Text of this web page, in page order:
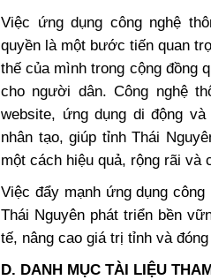
Việc ứng dụng công nghệ
quyền là một bước tiến quan
thế của mình trong cộng đồng
cho người dân. Công nghệ
website, ứng dụng di động
nhân tạo, giúp tỉnh Thái
một cách hiệu quả, rộng rãi và
Việc đẩy mạnh ứng dụng
Thái Nguyên phát triển bền
tế, nâng cao giá trị tỉnh và
D. DANH MỤC TÀI LIỆU